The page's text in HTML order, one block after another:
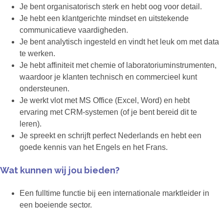
Je bent organisatorisch sterk en hebt oog voor detail.
Je hebt een klantgerichte mindset en uitstekende
communicatieve vaardigheden.
Je bent analytisch ingesteld en vindt het leuk om met data
te werken.
Je hebt affiniteit met chemie of laboratoriuminstrumenten,
waardoor je klanten technisch en commercieel kunt
ondersteunen.
Je werkt vlot met MS Office (Excel, Word) en hebt
ervaring met CRM-systemen (of je bent bereid dit te
leren).
Je spreekt en schrijft perfect Nederlands en hebt een
goede kennis van het Engels en het Frans.
Wat kunnen wij jou bieden?
Een fulltime functie bij een internationale marktleider in
een boeiende sector.